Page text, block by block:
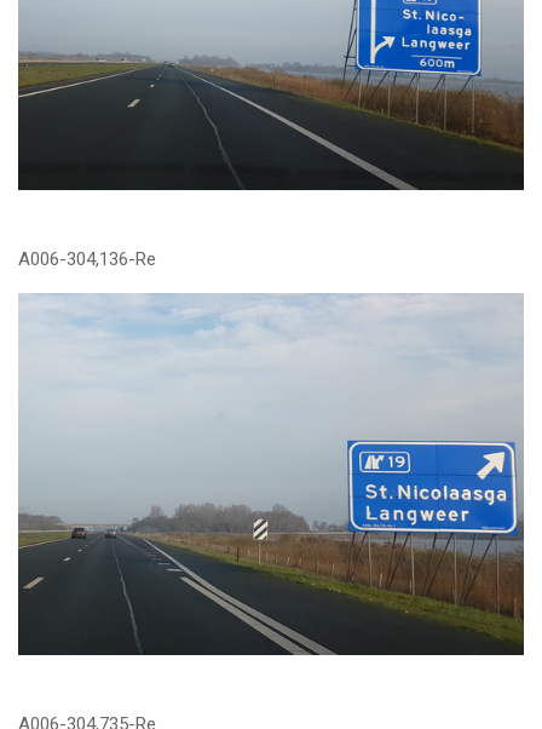
A006-304,136-Re
A006-304,735-Re